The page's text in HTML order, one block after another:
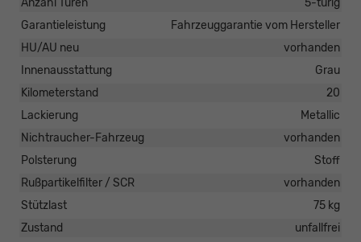
Anzahl Türen
5-türig
Garantieleistung
Fahrzeuggarantie vom Hersteller
HU/AU neu
vorhanden
Innenausstattung
Grau
Kilometerstand
20
Lackierung
Metallic
Nichtraucher-Fahrzeug
vorhanden
Polsterung
Stoff
Rußpartikelfilter / SCR
vorhanden
Stützlast
75 kg
Zustand
unfallfrei